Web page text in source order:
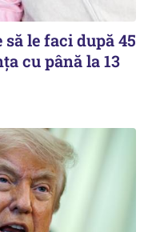
le faci după 45
cu până la 13